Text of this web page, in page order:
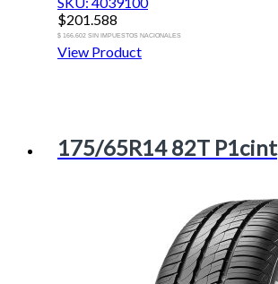
$201.588
$ 166.602 SIN IMPUESTOS NACIONALES
View Product
175/65R14 82T P1cint